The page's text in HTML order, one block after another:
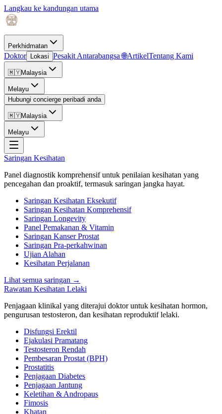
Langkau ke kandungan utama
Perkhidmatan
Doktor Lokasi Pesakit Antarabangsa 🌐ArtikelTentang Kami
🇲🇾Malaysia
Melayu
Hubungi concierge peribadi anda
🇲🇾Malaysia
Melayu
Saringan Kesihatan
Panel diagnostik komprehensif untuk penilaian kesihatan yang
pencegahan dan proaktif, termasuk saringan jangka hayat.
Saringan Kesihatan Eksekutif
Saringan Kesihatan Komprehensif
Saringan Longevity
Panel Pemakanan & Vitamin
Saringan Kanser Prostat
Saringan Pra-perkahwinan
Ujian Alahan
Kesihatan Perjalanan
Lihat semua saringan →
Rawatan Kesihatan Lelaki
Penjagaan klinikal yang diterajui doktor untuk kesihatan hormon,
pengurusan testosteron, dan kesihatan reproduktif lelaki.
Disfungsi Erektil
Ejakulasi Pramatang
Testosteron Rendah
Pembesaran Prostat (BPH)
Prostatitis
Penjagaan Diabetes
Penjagaan Jantung
Keletihan & Andropaus
Fimosis
Khatan